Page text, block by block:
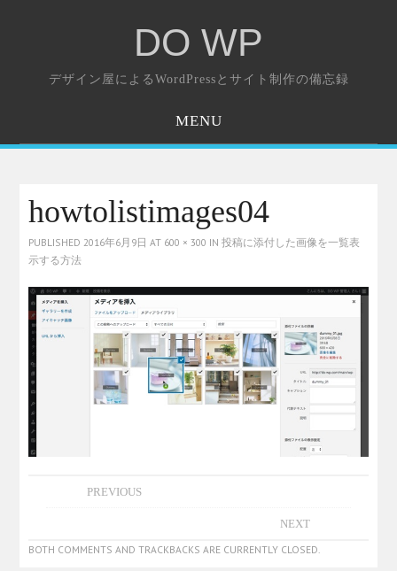
DO WP
デザイン屋によるWordPressとサイト制作の備忘録
MENU
howtolistimages04
PUBLISHED2016年6月9日 AT 600 × 300 IN投稿に添付した画像を一覧表
示する方法
PREVIOUS
NEXT
BOTH COMMENTS AND TRACKBACKS ARE CURRENTLY CLOSED.